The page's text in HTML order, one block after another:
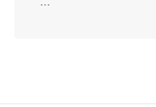
当店では、ご注文いた
お喜びいただけたとの
「また利用させていた